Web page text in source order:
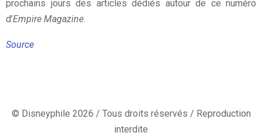
prochains jours des articles dédiés autour de ce numéro
d’Empire Magazine.
Source
© Disneyphile 2026 / Tous droits réservés / Reproduction
interdite